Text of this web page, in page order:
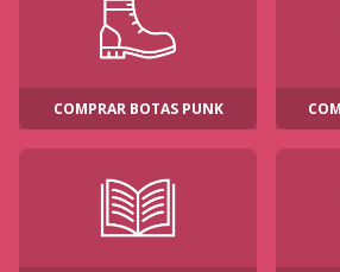
COMPRAR BOTAS PUNK